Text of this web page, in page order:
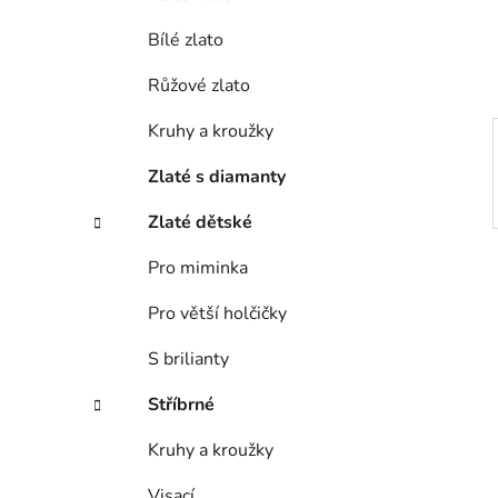
Bílé zlato
Růžové zlato
Kruhy a kroužky
Zlaté s diamanty
Zlaté dětské
Pro miminka
Pro větší holčičky
S brilianty
Stříbrné
Kruhy a kroužky